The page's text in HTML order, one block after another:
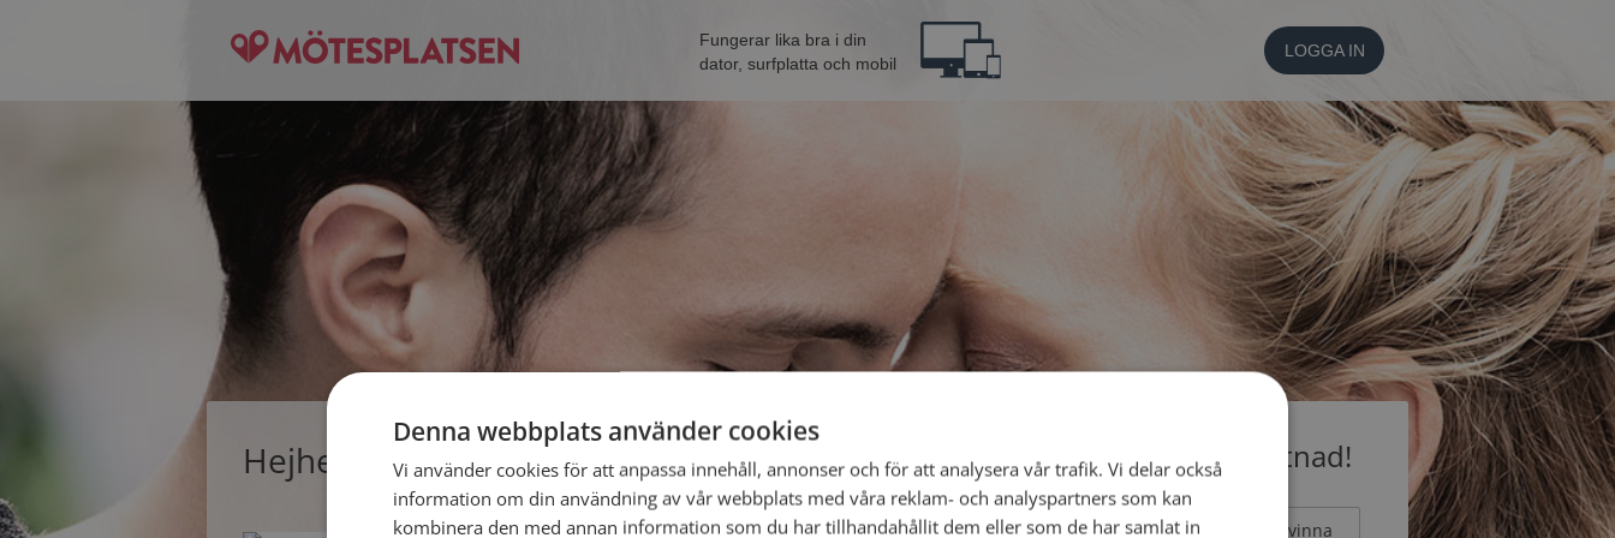
Fungerar lika bra i din
dator, surfplatta och mobil
LOGGA IN
Hejhej8819, singelman från Gotland Bli medlem utan kostnad!
Jag är en: Man Kvinna
Denna webbplats använder cookies
Vi använder cookies för att anpassa innehåll, annonser och för att analysera vår trafik. Vi delar också
information om din användning av vår webbplats med våra reklam- och analyspartners som kan
kombinera den med annan information som du har tillhandahållit dem eller som de har samlat in